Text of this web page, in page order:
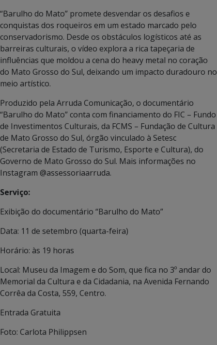
“Barulho do Mato” promete desvendar os desafios e
conquistas dos roqueiros em um estado marcado pelo
conservadorismo. Desde os obstáculos logísticos até as
barreiras culturais, o vídeo explora a rica tapeçaria de
influências que moldou a cena do heavy metal no coração
do Mato Grosso do Sul, deixando um impacto duradouro no
meio artístico.
Produzido pela Arruda Comunicação, o documentário
“Barulho do Mato” conta com financiamento do FIC – Fundo
de Investimentos Culturais, da FCMS – Fundação de Cultura
de Mato Grosso do Sul, órgão vinculado à Setesc
(Secretaria de Estado de Turismo, Esporte e Cultura), do
Governo de Mato Grosso do Sul. Mais informações no
Instagram @assessoriaarruda.
Serviço:
Exibição do documentário “Barulho do Mato”
Data: 11 de setembro (quarta-feira)
Horário: às 19 horas
Local: Museu da Imagem e do Som, que fica no 3º andar do
Memorial da Cultura e da Cidadania, na Avenida Fernando
Corrêa da Costa, 559, Centro.
Entrada Gratuita
Foto: Carlota Philippsen